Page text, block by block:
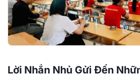
Lời Nhắn Nhủ Gửi Đến